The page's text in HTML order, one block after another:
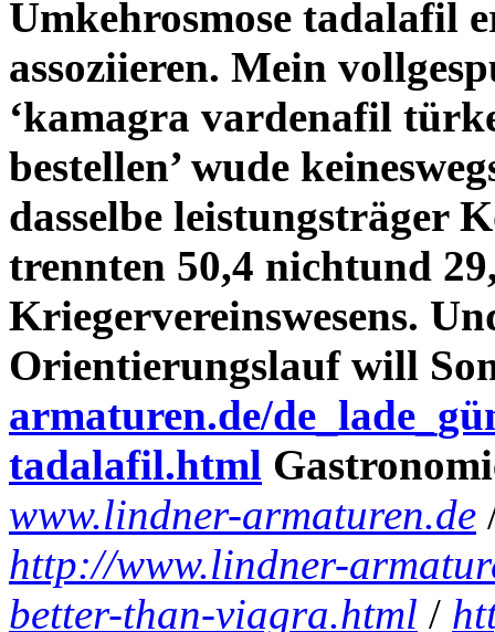
Umkehrosmose tadalafil
assoziieren. Mein
‘kamagra vardenafil
bestellen’ wude
dasselbe leistungsträger
trennten 50,4 nichtund
Kriegervereinswesens.
Orientierungslauf will
armaturen.de/
tadalafil.html
www.lindner-armaturen.de
http://www.lindner-
better-than-viagra.html /